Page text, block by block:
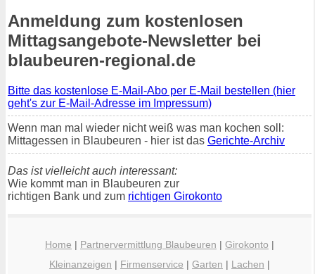
Anmeldung zum kostenlosen
Mittagsangebote-Newsletter bei
blaubeuren-regional.de
Bitte das kostenlose E-Mail-Abo per E-Mail bestellen (hier
geht's zur E-Mail-Adresse im Impressum)
Wenn man mal wieder nicht weiß was man kochen soll:
Mittagessen in Blaubeuren - hier ist das Gerichte-Archiv
Das ist vielleicht auch interessant:
Wie kommt man in Blaubeuren zur
richtigen Bank und zum richtigen Girokonto
Home | Partnervermittlung Blaubeuren | Girokonto |
Kleinanzeigen | Firmenservice | Garten | Lachen |